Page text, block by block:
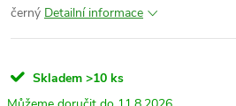
černý Detailní informace
Skladem >10 ks